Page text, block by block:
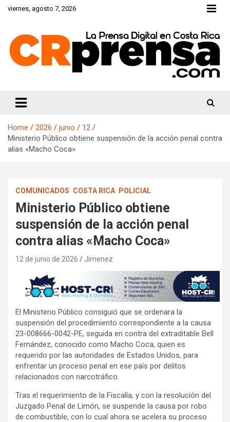
Skipviernes, agosto 7, 2026
Home 2026 junio
12
Ministerio Público obtiene suspensión de la acción penal contra
alias «Macho Coca»
COMUNICADOS COSTA RICA POLICIAL
Ministerio Público obtiene
suspensión de la acción penal
contra alias «Macho Coca»
12 de junio de 2026 Jimenez
El Ministerio Público consiguió que se ordenara la
suspensión del procedimiento correspondiente a la causa
23-008666-0042-PE, seguida en contra del extraditable Bell
Fernández, conocido como Macho Coca, quien es
requerido por las autoridades de Estados Unidos, para
enfrentar un proceso penal en ese país por delitos
relacionados con narcotráfico.
Tras el requerimiento de la Fiscalía, y con la resolución del
Juzgado Penal de Limón, se suspende la causa por robo
de combustible, con lo cual ahora se acelera su proceso